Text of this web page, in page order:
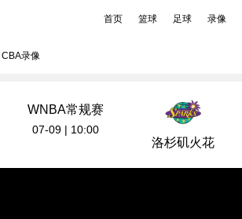
首页 篮球 足球 录像
CBA录像
WNBA常规赛
07-09 | 10:00
洛杉矶火花